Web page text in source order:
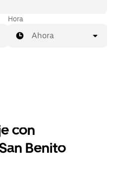
Hora
Ahora
con
Benito